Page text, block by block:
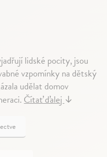
lidské pocity, jsou
vzpomínky na dětský
udělat domov
Čítať ďalej ↓